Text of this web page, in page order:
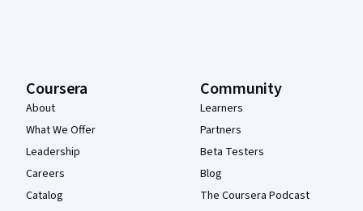
Coursera
About
What We Offer
Leadership
Careers
Catalog
Community
Learners
Partners
Beta Testers
Blog
The Coursera Podcast